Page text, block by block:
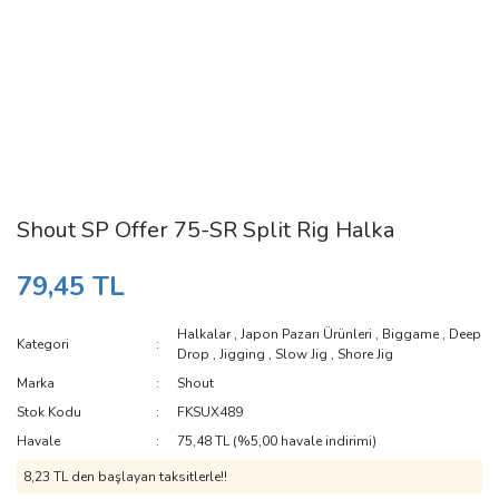
Shout SP Offer 75-SR Split Rig Halka
79,45 TL
Kategori
Halkalar,Japon Pazarı Ürünleri , Biggame , Deep
Drop ,Jigging ,Slow Jig ,Shore Jig
Marka
Shout
Stok Kodu
FKSUX489
Havale
75,48 TL (%5,00 havale indirimi)
8,23 TL den başlayan taksitlerle!!